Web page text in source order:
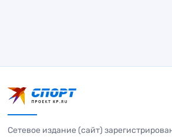
Сетевое издание (сайт)